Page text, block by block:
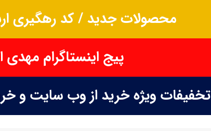
محصولات جدید / کد رهگیری
پیج اینستاگرام
تخفیفات ویژه خرید از وب سایت و